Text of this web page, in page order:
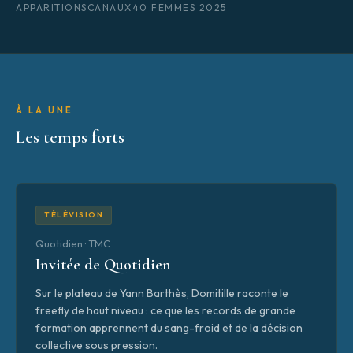
APPARITIONS CANAUX 40 FEMMES 2025
À LA UNE
Les temps forts
TÉLÉVISION
Quotidien · TMC
Invitée de Quotidien
Sur le plateau de Yann Barthès, Domitille raconte le
freefly de haut niveau : ce que les records de grande
formation apprennent du sang-froid et de la décision
collective sous pression.